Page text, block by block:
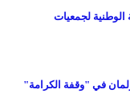
لجمعيات
في "وقفة الكرامة"